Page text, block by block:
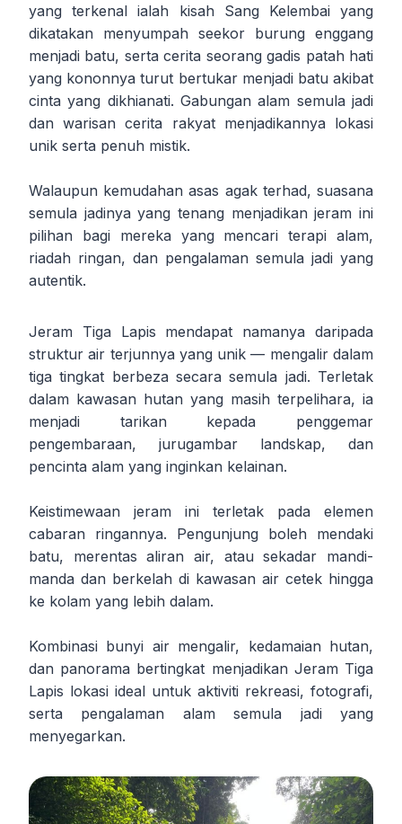
yang terkenal ialah kisah Sang Kelembai yang
dikatakan menyumpah seekor burung enggang
menjadi batu, serta cerita seorang gadis patah hati
yang kononnya turut bertukar menjadi batu akibat
cinta yang dikhianati. Gabungan alam semula jadi
dan warisan cerita rakyat menjadikannya lokasi
unik serta penuh mistik.
Walaupun kemudahan asas agak terhad, suasana
semula jadinya yang tenang menjadikan jeram ini
pilihan bagi mereka yang mencari terapi alam,
riadah ringan, dan pengalaman semula jadi yang
autentik.
Jeram Tiga Lapis mendapat namanya daripada
struktur air terjunnya yang unik — mengalir dalam
tiga tingkat berbeza secara semula jadi. Terletak
dalam kawasan hutan yang masih terpelihara, ia
menjadi tarikan kepada penggemar
pengembaraan, jurugambar landskap, dan
pencinta alam yang inginkan kelainan.
Keistimewaan jeram ini terletak pada elemen
cabaran ringannya. Pengunjung boleh mendaki
batu, merentas aliran air, atau sekadar mandi-
manda dan berkelah di kawasan air cetek hingga
ke kolam yang lebih dalam.
Kombinasi bunyi air mengalir, kedamaian hutan,
dan panorama bertingkat menjadikan Jeram Tiga
Lapis lokasi ideal untuk aktiviti rekreasi, fotografi,
serta pengalaman alam semula jadi yang
menyegarkan.